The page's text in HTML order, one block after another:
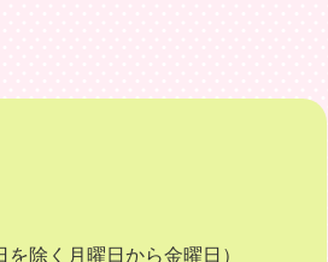
除く月曜日から金曜日）